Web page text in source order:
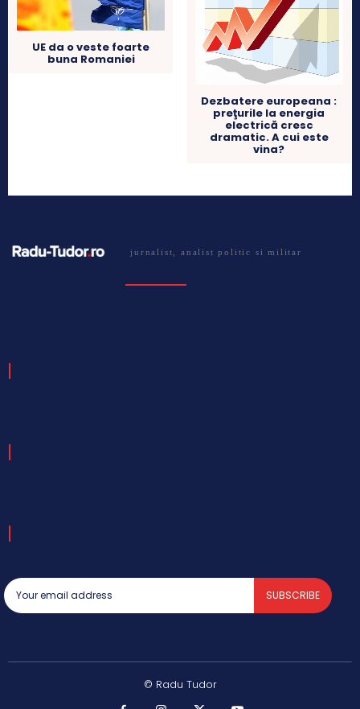
UE da o veste foarte
buna Romaniei
Dezbatere europeana :
preţurile la energia
electrică cresc
dramatic. A cui este
vina?
jurnalist, analist politic si militar
SUBSCRIBE
© Radu Tudor